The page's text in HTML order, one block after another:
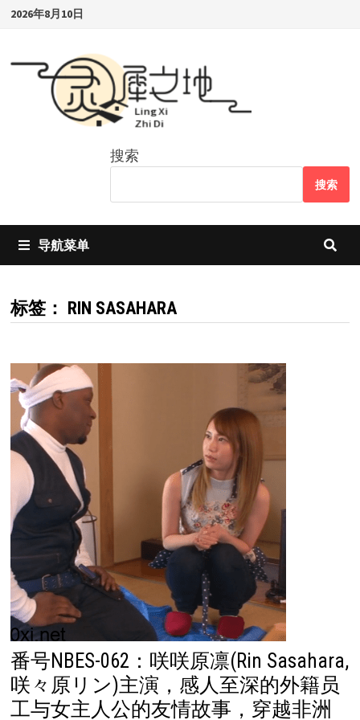
Skip2026年8月10日
搜索
搜索
导航菜单
标签： RIN SASAHARA
番号NBES-062：咲咲原凛(Rin Sasahara,
咲々原リン)主演，感人至深的外籍员
工与女主人公的友情故事，穿越非洲